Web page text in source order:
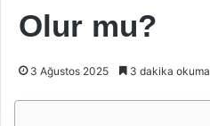
Olur mu?
3 Ağustos 2025 3 dakika